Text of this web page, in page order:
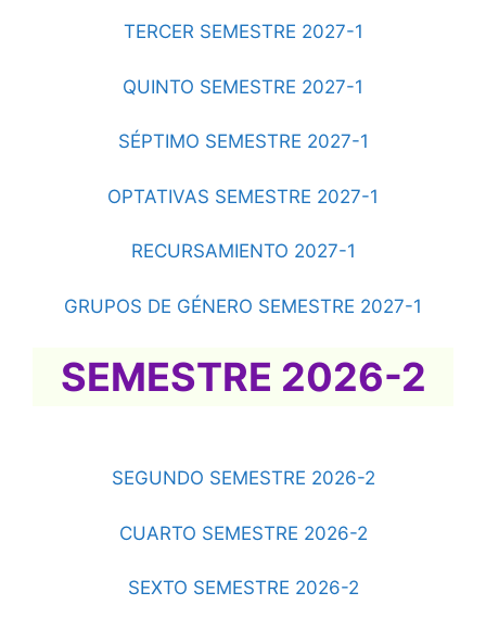
TERCER SEMESTRE 2027-1
QUINTO SEMESTRE 2027-1
SÉPTIMO SEMESTRE 2027-1
OPTATIVAS SEMESTRE 2027-1
RECURSAMIENTO 2027-1
GRUPOS DE GÉNERO SEMESTRE 2027-1
SEMESTRE 2026-2
SEGUNDO SEMESTRE 2026-2
CUARTO SEMESTRE 2026-2
SEXTO SEMESTRE 2026-2